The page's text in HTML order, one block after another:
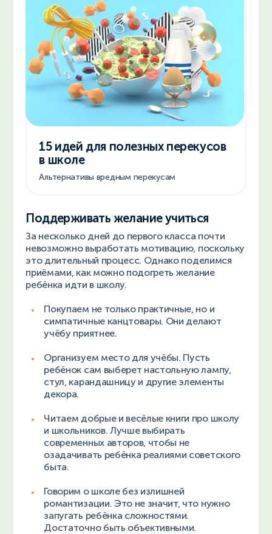
15 идей для полезных перекусов
в школе
Альтернативы вредным перекусам
Поддерживать желание учиться
За несколько дней до первого класса почти
невозможно выработать мотивацию, поскольку
это длительный процесс. Однако поделимся
приёмами, как можно подогреть желание
ребёнка идти в школу.
Покупаем не только практичные, но и
симпатичные канцтовары. Они делают
учёбу приятнее.
Организуем место для учёбы. Пусть
ребёнок сам выберет настольную лампу,
стул, карандашницу и другие элементы
декора.
Читаем добрые и весёлые книги про школу
и школьников. Лучше выбирать
современных авторов, чтобы не
озадачивать ребёнка реалиями советского
быта.
Говорим о школе без излишней
романтизации. Это не значит, что нужно
запугать ребёнка сложностями.
Достаточно быть объективными.